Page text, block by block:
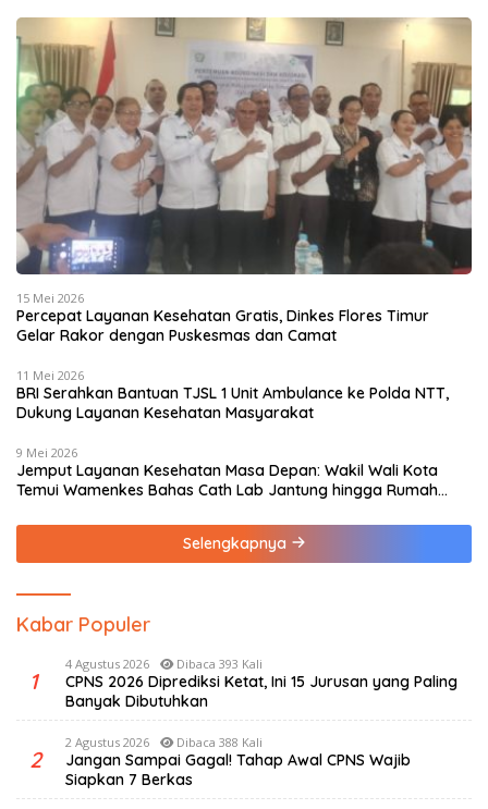
15 Mei 2026
Percepat Layanan Kesehatan Gratis, Dinkes Flores Timur
Gelar Rakor dengan Puskesmas dan Camat
11 Mei 2026
BRI Serahkan Bantuan TJSL 1 Unit Ambulance ke Polda NTT,
Dukung Layanan Kesehatan Masyarakat
9 Mei 2026
Jemput Layanan Kesehatan Masa Depan: Wakil Wali Kota
Temui Wamenkes Bahas Cath Lab Jantung hingga Rumah
Selengkapnya
Kabar Populer
1
4 Agustus 2026 Dibaca 393 Kali
CPNS 2026 Diprediksi Ketat, Ini 15 Jurusan yang Paling
Banyak Dibutuhkan
2
2 Agustus 2026 Dibaca 388 Kali
Jangan Sampai Gagal! Tahap Awal CPNS Wajib
Siapkan 7 Berkas